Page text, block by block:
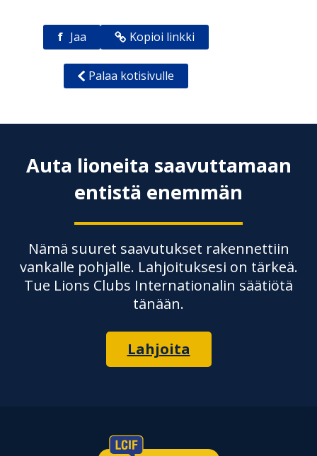
f Jaa Kopioi linkki
Palaa kotisivulle
Auta lioneita saavuttamaan
entistä enemmän
Nämä suuret saavutukset rakennettiin
vankalle pohjalle. Lahjoituksesi on tärkeä.
Tue Lions Clubs Internationalin säätiötä
tänään.
Lahjoita